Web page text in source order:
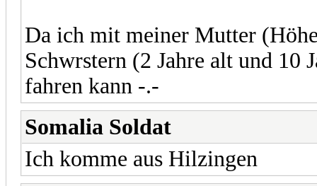
Da ich mit meiner Mutter
Schwrstern (2 Jahre alt und 10
fahren kann -.-
Somalia Soldat
Ich komme aus Hilzingen